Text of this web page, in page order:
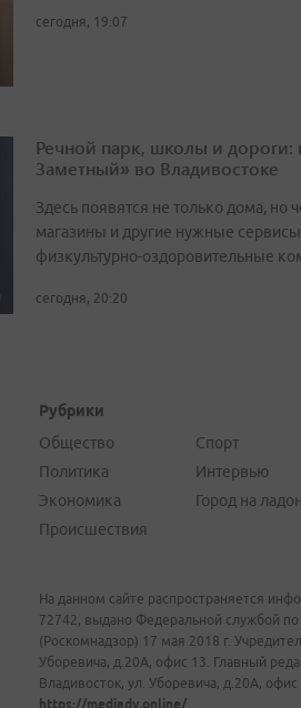
сегодня, 19:07
Речной парк, школы и дороги:
Заметный» во Владивостоке
Здесь появятся не только дома, но
магазины и другие нужные
физкультурно-оздоровительные
сегодня, 20:20
Рубрики
Общество
Политика
Экономика
Происшествия
Спорт
Интервью
Город на
На данном сайте распространяется
72742, выдано Федеральной службой
(Роскомнадзор) 17 мая 2018 г.
Уборевича, д.20А, офис 13. Главный
Владивосток, ул. Уборевича, д.20А,
https://mediadv.online/